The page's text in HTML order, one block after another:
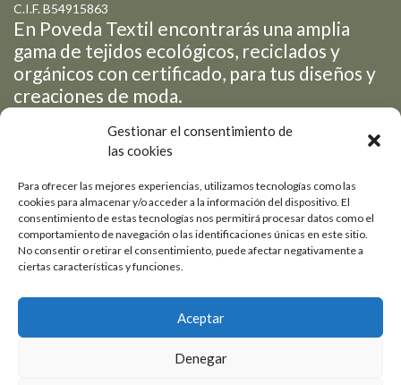
Gestionar el consentimiento de
las cookies
Para ofrecer las mejores experiencias, utilizamos tecnologías como las
cookies para almacenar y/o acceder a la información del dispositivo. El
consentimiento de estas tecnologías nos permitirá procesar datos como el
comportamiento de navegación o las identificaciones únicas en este sitio.
No consentir o retirar el consentimiento, puede afectar negativamente a
ciertas características y funciones.
Aceptar
Denegar
C.I.F. B54915863
En Poveda Textil encontrarás una amplia
gama de tejidos ecológicos, reciclados y
orgánicos con certificado, para tus diseños y
creaciones de moda.
Petrer
Pol. Ind. Salinetas - Avda
de la Libertad, 19-3
+ 34 965 05 31 24
info@povedatextil.com
constante desarrollo de nuevos productos novedosos.